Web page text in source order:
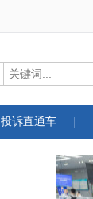
投诉直通车